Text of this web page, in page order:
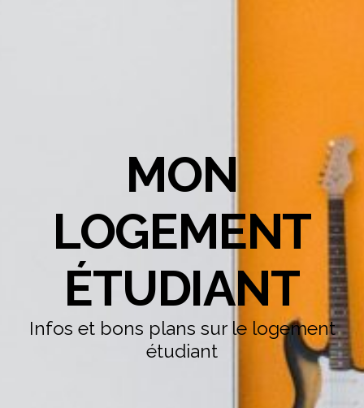
MON
LOGEMENT
ÉTUDIANT
Infos et bons plans sur le logement
étudiant